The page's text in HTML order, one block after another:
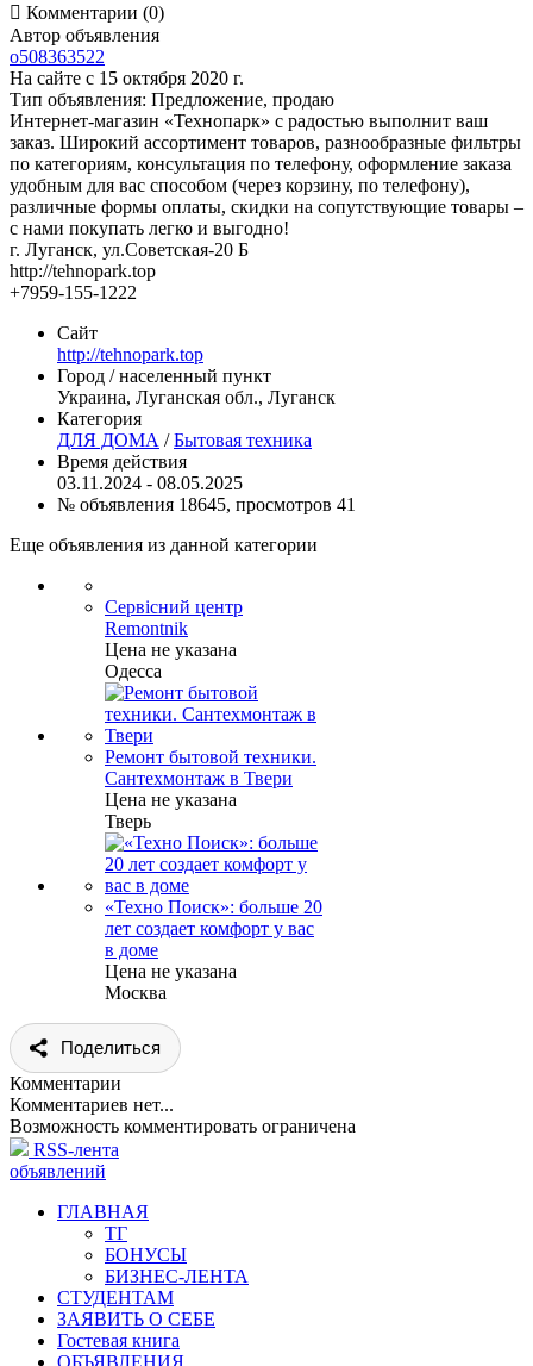
 Комментарии (0)
Автор объявления
o508363522
На сайте с 15 октября 2020 г.
Тип объявления: Предложение, продаю
Интернет-магазин «Технопарк» с радостью выполнит ваш
заказ. Широкий ассортимент товаров, разнообразные фильтры
по категориям, консультация по телефону, оформление заказа
удобным для вас способом (через корзину, по телефону),
различные формы оплаты, скидки на сопутствующие товары –
с нами покупать легко и выгодно!
г. Луганск, ул.Советская-20 Б
http://tehnopark.top
+7959-155-1222
Сайт
http://tehnopark.top
Город / населенный пункт
Украина, Луганская обл., Луганск
Категория
ДЛЯ ДОМА /Бытовая техника
Время действия
03.11.2024 - 08.05.2025
№ объявления 18645, просмотров 41
Еще объявления из данной категории
Сервісний центр
Remontnik
Цена не указана
Одесса
Ремонт бытовой техники.
Сантехмонтаж в Твери
Цена не указана
Тверь
«Техно Поиск»: больше 20
лет создает комфорт у вас
в доме
Цена не указана
Москва
Поделиться
Комментарии
Комментариев нет...
Возможность комментировать ограничена
RSS-лента
объявлений
ГЛАВНАЯ
ТГ
БОНУСЫ
БИЗНЕС-ЛЕНТА
СТУДЕНТАМ
ЗАЯВИТЬ О СЕБЕ
Гостевая книга
ОБЪЯВЛЕНИЯ